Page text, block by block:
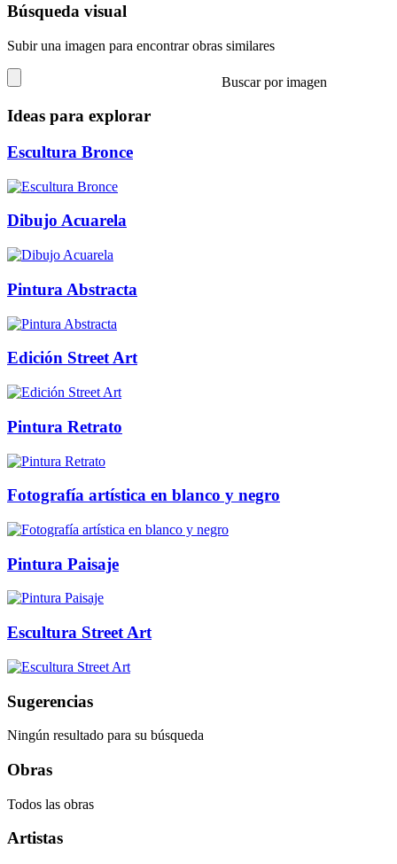
Búsqueda visual
Subir una imagen para encontrar obras similares
Buscar por imagen
Ideas para explorar
Escultura Bronce
Dibujo Acuarela
Pintura Abstracta
Edición Street Art
Pintura Retrato
Fotografía artística en blanco y negro
Pintura Paisaje
Escultura Street Art
Sugerencias
Ningún resultado para su búsqueda
Obras
Todos las obras
Artistas